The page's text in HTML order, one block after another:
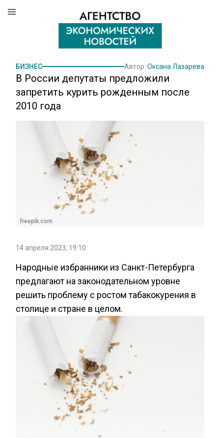
БИЗНЕС Автор: Оксана Лазарева
В России депутаты предложили
запретить курить рожденным после
2010 года
freepik.com
14 апреля 2023, 19:10
Народные избранники из Санкт-Петербурга
предлагают на законодательном уровне
решить проблему с ростом табакокурения в
столице и стране в целом.